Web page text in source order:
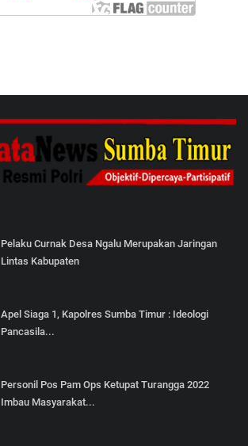
Pelaku Curnak Desa Ngalu Merupakan Jaringan
Lintas Kabupaten
Apel Siaga 1, Kapolres Sumba Timur : Ideologi
Pancasila...
Personil Pos Pam Ops Ketupat Turangga 2022
Imbau Masyarakat...